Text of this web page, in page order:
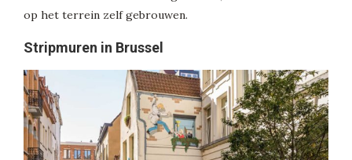
op het terrein zelf gebrouwen.
Stripmuren in Brussel